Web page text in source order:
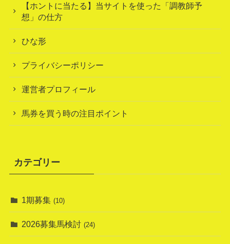
【ホントに当たる】当サイトを使った「調教師予
想」の仕方
ひな形
プライバシーポリシー
運営者プロフィール
馬券を買う時の注目ポイント
カテゴリー
1期募集 (10)
2026募集馬検討 (24)